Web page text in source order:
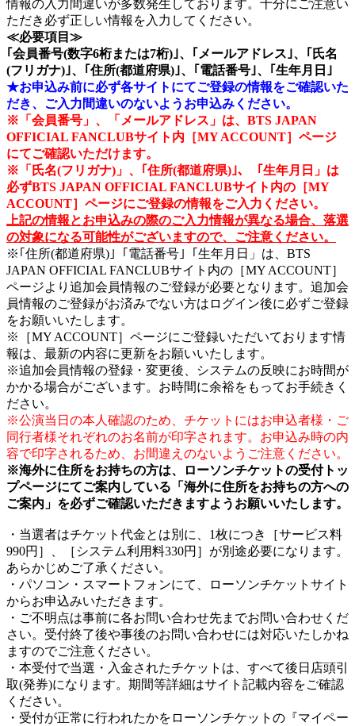
情報の入力間違いが多数発生しております。十分にご注意い
ただき必ず正しい情報を入力してください。
≪必要項目≫
｢会員番号(数字6桁または7桁)｣、｢メールアドレス｣、｢氏名
(フリガナ)｣、｢住所(都道府県)｣、｢電話番号｣、｢生年月日｣
★お申込み前に必ず各サイトにてご登録の情報をご確認いた
だき、ご入力間違いのないようお申込みください。
※「会員番号」、「メールアドレス」は、BTS JAPAN
OFFICIAL FANCLUBサイト内［MY ACCOUNT］ページ
にてご確認いただけます。
※「氏名(フリガナ)」、｢住所(都道府県)｣、「生年月日」は
必ずBTS JAPAN OFFICIAL FANCLUBサイト内の［MY
ACCOUNT］ページにご登録の情報をご入力ください。
上記の情報とお申込みの際のご入力情報が異なる場合、落選
の対象になる可能性がございますので、ご注意ください。
※｢住所(都道府県)｣「電話番号｣「生年月日」は、BTS
JAPAN OFFICIAL FANCLUBサイト内の［MY ACCOUNT］
ページより追加会員情報のご登録が必要となります。追加会
員情報のご登録がお済みでない方はログイン後に必ずご登録
をお願いいたします。
※［MY ACCOUNT］ページにご登録いただいております情
報は、最新の内容に更新をお願いいたします。
※追加会員情報の登録・変更後、システムの反映にお時間が
かかる場合がございます。お時間に余裕をもってお手続きく
ださい。
※公演当日の本人確認のため、チケットにはお申込者様・ご
同行者様それぞれのお名前が印字されます。お申込み時の内
容で印字されるため、お間違えのないようご注意ください。
※海外に住所をお持ちの方は、ローソンチケットの受付トッ
プページにてご案内している「海外に住所をお持ちの方への
ご案内」を必ずご確認いただきますようお願いいたします。
・当選者はチケット代金とは別に、1枚につき［サービス料
990円］、［システム利用料330円］が別途必要になります。
あらかじめご了承ください。
・パソコン・スマートフォンにて、ローソンチケットサイト
からお申込みいただきます。
・ご不明点は事前に各お問い合わせ先までお問い合わせくだ
さい。受付終了後や事後のお問い合わせには対応いたしかね
ますのでご注意ください。
・本受付で当選・入金されたチケットは、すべて後日店頭引
取(発券)になります。期間等詳細はサイト記載内容をご確認
ください。
・受付が正常に行われたかをローソンチケットの『マイペー